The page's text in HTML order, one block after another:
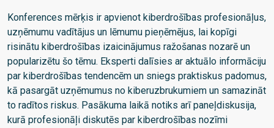
Konferences mērķis ir apvienot kiberdrošības profesionāļus,
uzņēmumu vadītājus un lēmumu pieņēmējus, lai kopīgi
risinātu kiberdrošības izaicinājumus ražošanas nozarē un
popularizētu šo tēmu. Eksperti dalīsies ar aktuālo informāciju
par kiberdrošības tendencēm un sniegs praktiskus padomus,
kā pasargāt uzņēmumus no kiberuzbrukumiem un samazināt
to radītos riskus. Pasākuma laikā notiks arī paneļdiskusija,
kurā profesionāļi diskutēs par kiberdrošības nozīmi